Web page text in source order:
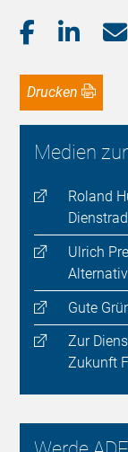
Drucken
Medien
Roland
Dienstrad
Ulrich
Gute
Zur
Zukunft